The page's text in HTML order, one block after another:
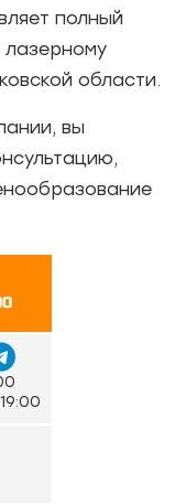
полный
лазерному
области.
вы